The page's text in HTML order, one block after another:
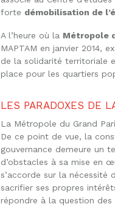
forte démobilisation de
A l’heure où la Métropole
MAPTAM en janvier 2014,
de la solidarité territoriale
place pour les quartiers
LES PARADOXES DE
La Métropole du Grand
De ce point de vue, la
gouvernance demeure un
d’obstacles à sa mise en
s’accorde sur la nécessité
sacrifier ses propres
répondre à la question